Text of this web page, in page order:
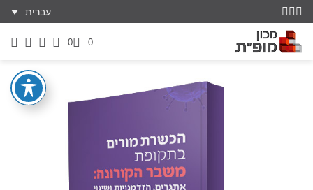
עברית
0
0